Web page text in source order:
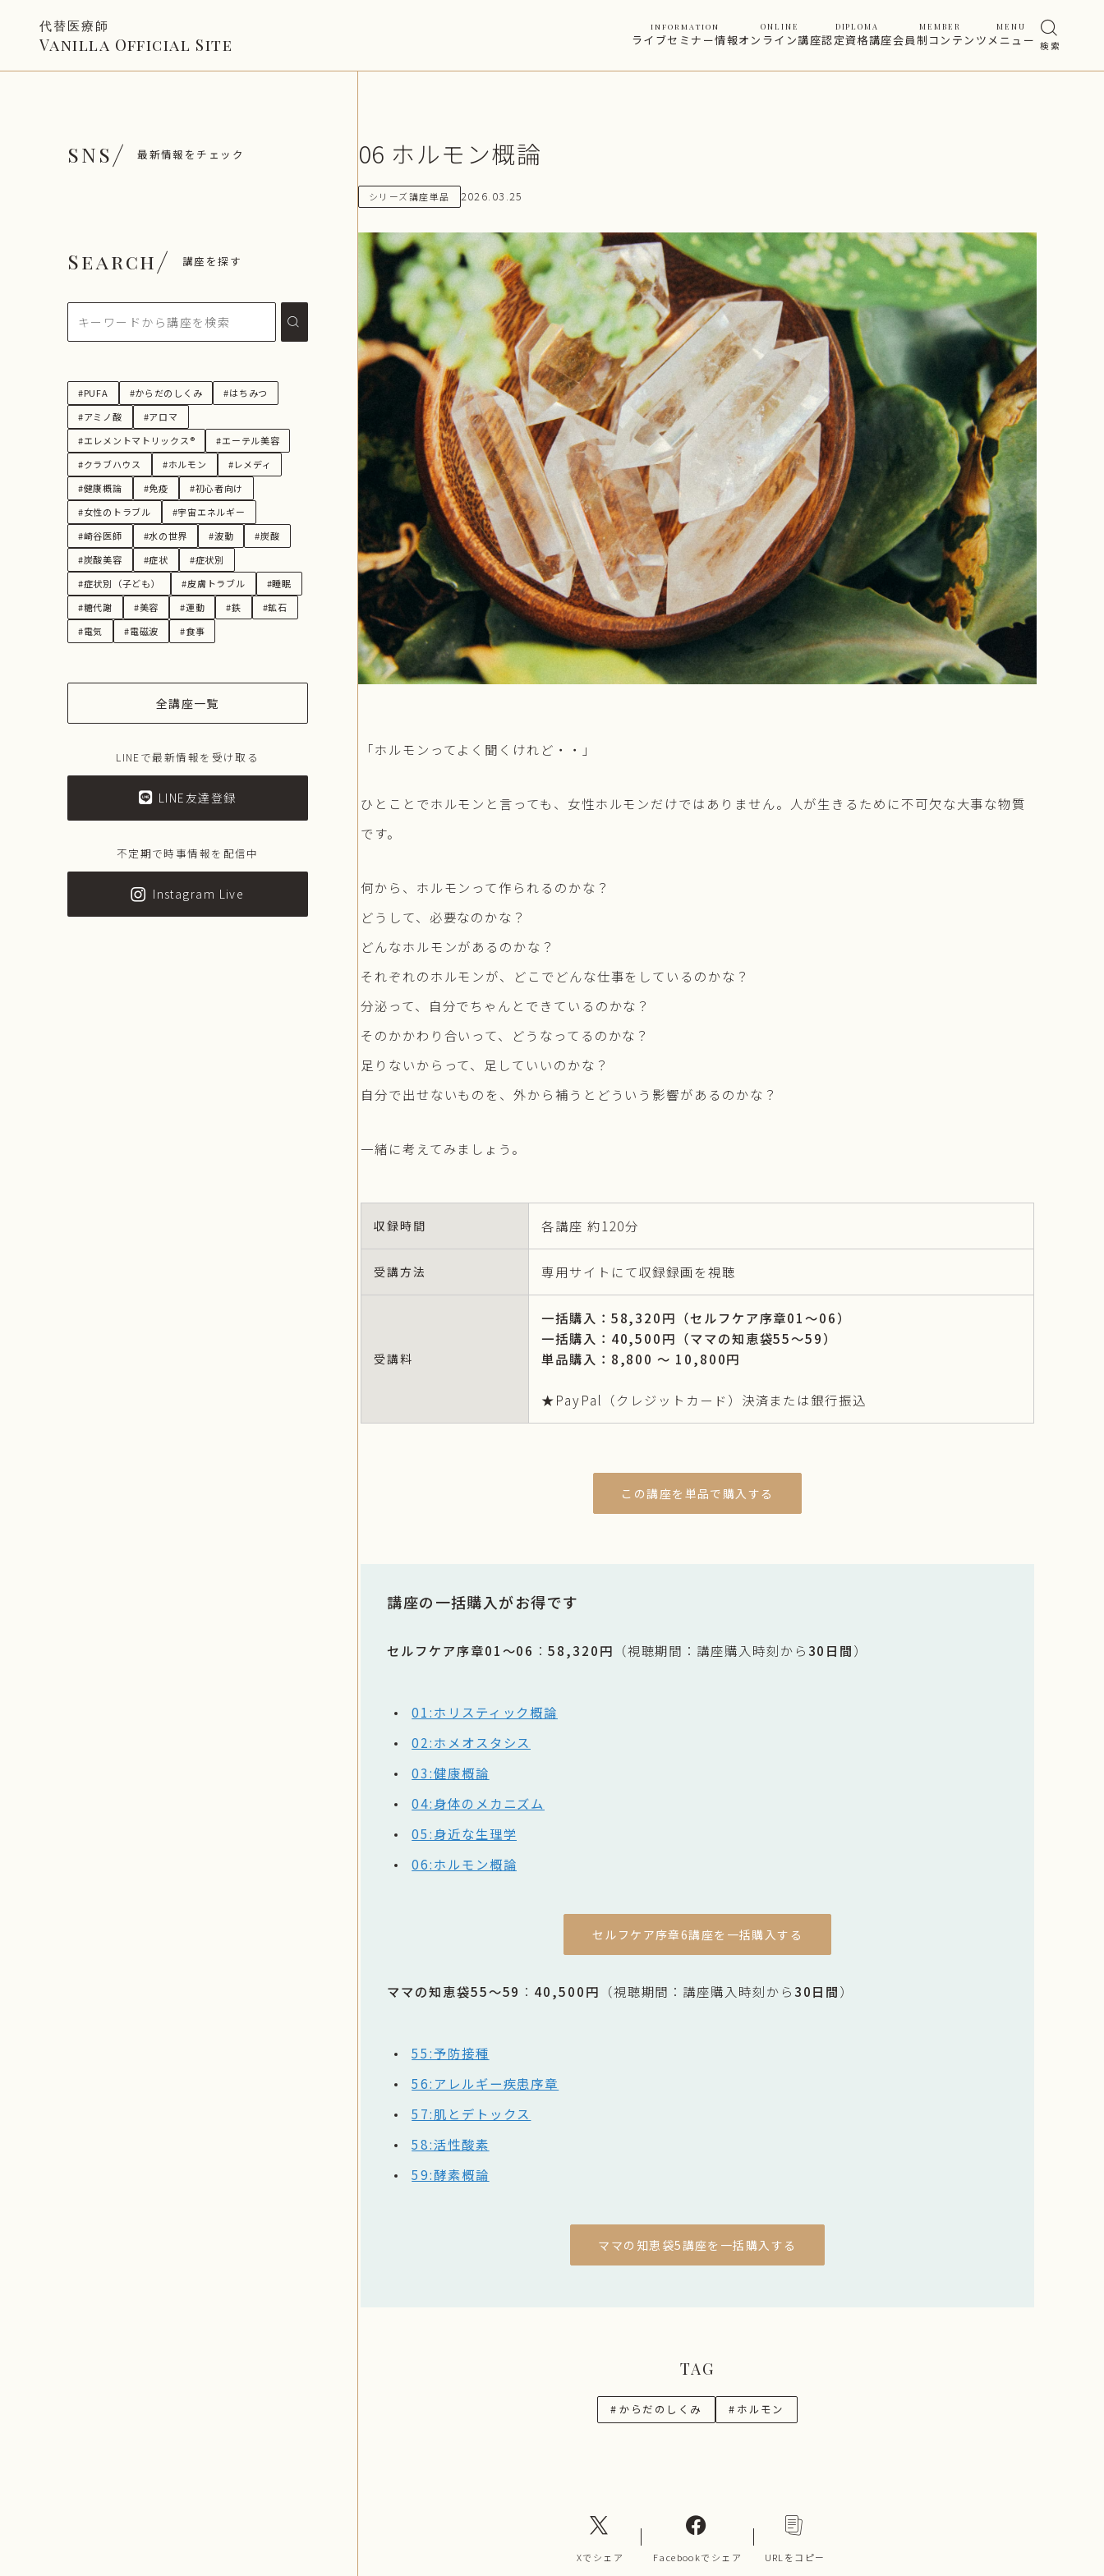
代替医療師
Vanilla Official Site ライブセミナー情報
information
オンライン講座
ONLINE
認定資格講座
DIPLOMA
会員制コンテンツ
MEMBER
メニュー
MENU
検 索
SNS 最新情報をチェック
Search 講座を探す
#PUFA #からだのしくみ
#はちみつ
#アミノ酸
#アロマ
#エレメントマトリックス®︎
#エーテル美容
#クラブハウス
#ホルモン
#レメディ
#健康概論
#免疫
#初心者向け
#女性のトラブル
#宇宙エネルギー
#崎谷医師
#水の世界 #波動
#炭酸
#炭酸美容
#症状
#症状別
#症状別（子ども）
#皮膚トラブル
#睡眠
#糖代謝
#美容 #運動 #鉄
#鉱石
#電気
#電磁波 #食事
全講座一覧
LINEで最新情報を受け取る
LINE友達登録
不定期で時事情報を配信中
Instagram Live
06 ホルモン概論
シリーズ講座単品 2026.03.25
「ホルモンってよく聞くけれど・・」
ひとことでホルモンと言っても、女性ホルモンだけではありません。人が生きるために不可欠な大事な物質
です。
何から、ホルモンって作られるのかな？
どうして、必要なのかな？
どんなホルモンがあるのかな？
それぞれのホルモンが、どこでどんな仕事をしているのかな？
分泌って、自分でちゃんとできているのかな？
そのかかわり合いって、どうなってるのかな？
足りないからって、足していいのかな？
自分で出せないものを、外から補うとどういう影響があるのかな？
一緒に考えてみましょう。
収録時間 各講座 約120分
受講方法 専用サイトにて収録録画を視聴
受講料
一括購入：58,320円（セルフケア序章01〜06）
一括購入：40,500円（ママの知恵袋55〜59）
単品購入：8,800 〜 10,800円
★PayPal（クレジットカード）決済または銀行振込
この講座を単品で購入する
講座の一括購入がお得です
セルフケア序章01〜06 ：58,320円 （視聴期間：講座購入時刻から30日間）
01:ホリスティック概論
02:ホメオスタシス
03:健康概論
04:身体のメカニズム
05:身近な生理学
06:ホルモン概論
セルフケア序章6講座を一括購入する
ママの知恵袋55〜59 ： 40,500円 （視聴期間：講座購入時刻から30日間）
55:予防接種
56:アレルギー疾患序章
57:肌とデトックス
58:活性酸素
59:酵素概論
ママの知恵袋5講座を一括購入する
TAG
# からだのしくみ # ホルモン
Xでシェア Facebookでシェア URLをコピー